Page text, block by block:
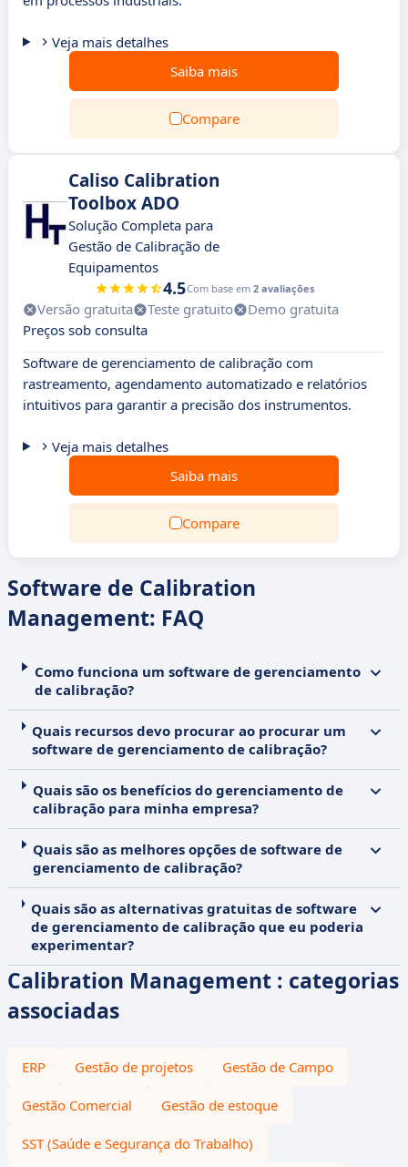
Veja mais detalhes
Saiba mais
Compare
Caliso Calibration
Toolbox ADO
Solução Completa para
Gestão de Calibração de
Equipamentos
4.5Com base em 2 avaliações
Versão gratuita Teste gratuito
Demo gratuita
Preços sob consulta
Software de gerenciamento de calibração com
rastreamento, agendamento automatizado e relatórios
intuitivos para garantir a precisão dos instrumentos.
Veja mais detalhes
Saiba mais
Compare
Software de Calibration
Management: FAQ
Como funciona um software de gerenciamento
de calibração?
Quais recursos devo procurar ao procurar um
software de gerenciamento de calibração?
Quais são os benefícios do gerenciamento de
calibração para minha empresa?
Quais são as melhores opções de software de
gerenciamento de calibração?
Quais são as alternativas gratuitas de software
de gerenciamento de calibração que eu poderia
experimentar?
Calibration Management : categorias
associadas
ERP Gestão de projetos Gestão de Campo
Gestão Comercial Gestão de estoque
SST (Saúde e Segurança do Trabalho)